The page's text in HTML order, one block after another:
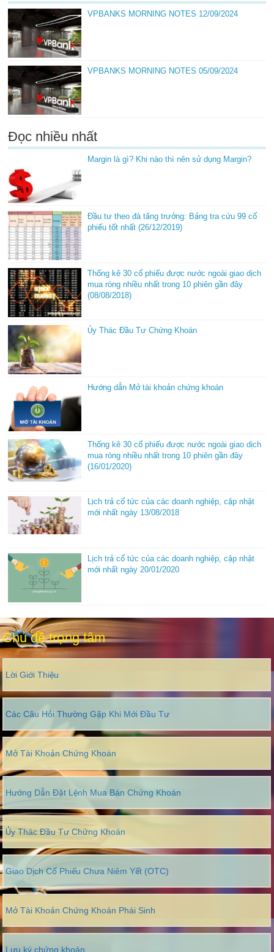
VPBANKS MORNING NOTES 12/09/2024
VPBANKS MORNING NOTES 05/09/2024
Đọc nhiều nhất
Margin là gì? Khi nào thì nên sử dụng Margin?
Đầu tư theo đà tăng trưởng: Bảng tra cứu 99 cổ
phiếu tốt nhất (26/12/2019)
Thống kê 30 cổ phiếu được nước ngoài giao dịch
mua ròng nhiều nhất trong 10 phiên gần đây
(08/08/2018)
Ủy Thác Đầu Tư Chứng Khoán
Hướng dẫn Mở tài khoản chứng khoán
Thống kê 30 cổ phiếu được nước ngoài giao dịch
mua ròng nhiều nhất trong 10 phiên gần đây
(16/01/2020)
Lịch trả cổ tức của các doanh nghiệp, cập nhật
mới nhất ngày 13/08/2018
Lịch trả cổ tức của các doanh nghiệp, cập nhật
mới nhất ngày 20/01/2020
Chủ đề trọng tâm
Lời Giới Thiệu
Các Câu Hỏi Thường Gặp Khi Mới Đầu Tư
Mở Tài Khoản Chứng Khoán
Hướng Dẫn Đặt Lệnh Mua Bán Chứng Khoán
Ủy Thác Đầu Tư Chứng Khoán
Giao Dịch Cổ Phiếu Chưa Niêm Yết (OTC)
Mở Tài Khoản Chứng Khoán Phái Sinh
Lưu ký chứng khoán